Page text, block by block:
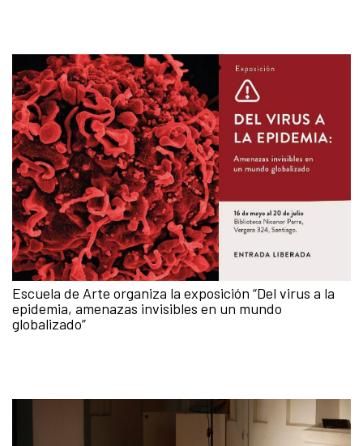
Escuela de Arte organiza la exposición “Del virus a la
epidemia, amenazas invisibles en un mundo
globalizado”